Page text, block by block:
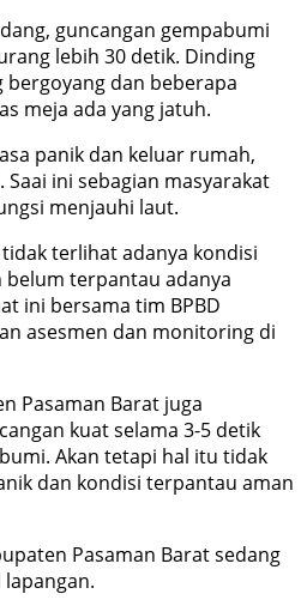
guncangan gempabumi
lebih 30 detik. Dinding
dan beberapa
meja ada yang jatuh.
panik dan keluar rumah,
ini sebagian masyarakat
menjauhi laut.
tidak terlihat adanya kondisi
terpantau adanya
ini bersama tim BPBD
asesmen dan monitoring di
Pasaman Barat juga
kuat selama 3-5 detik
Akan tetapi hal itu tidak
dan kondisi terpantau aman
Pasaman Barat sedang